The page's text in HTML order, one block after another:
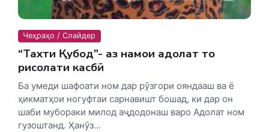
Чеҳраҳо / Слайдер
“Тахти Қубод”- аз намои адолат то
рисолати касбӣ
Ба умеди шафоати ном дар рӯзгори ояндааш ва ё
ҳикматҳои ногуфтаи сарнавишт бошад, ки дар он
шаби мубораки милод аҷдодонаш варо Адолат ном
гузоштанд. Ҳанӯз...